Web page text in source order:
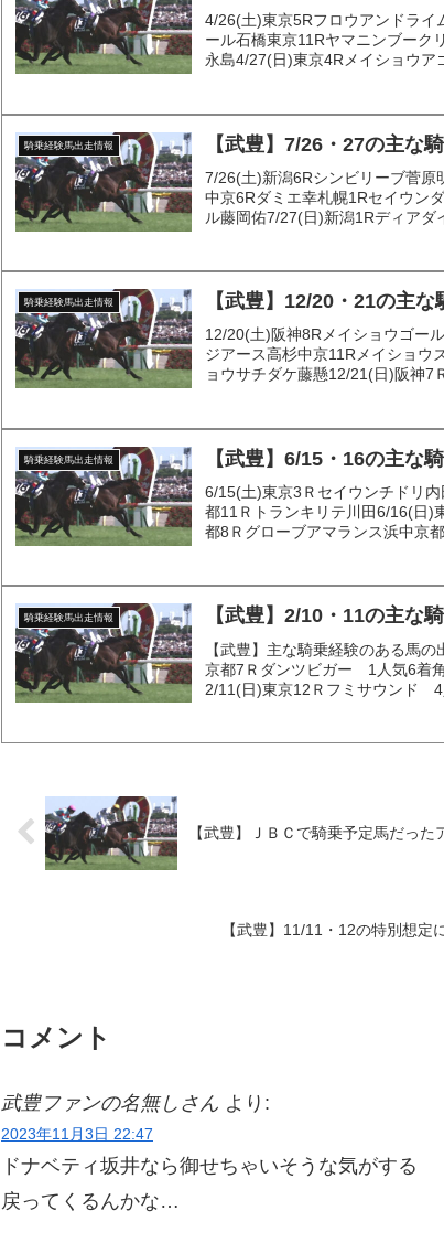
4/26(土)東京5Rフロウアンドライ
ール石橋東京11Rヤマニンブーク
永島4/27(日)東京4Rメイショウア
騎乗経験馬出走情報 【武豊】7/26・27の主な
7/26(土)新潟6Rシンビリーブ菅原
中京6Rダミエ幸札幌1Rセイウン
ル藤岡佑7/27(日)新潟1Rディアダ
騎乗経験馬出走情報 【武豊】12/20・21の主
12/20(土)阪神8Rメイショウゴー
ジアース高杉中京11Rメイショウ
ョウサチダケ藤懸12/21(日)阪神7
騎乗経験馬出走情報 【武豊】6/15・16の主な
6/15(土)東京3Ｒセイウンチドリ
都11Ｒトランキリテ川田6/16(日)
都8Ｒグローブアマランス浜中京
騎乗経験馬出走情報 【武豊】2/10・11の主な
【武豊】主な騎乗経験のある馬
京都7Ｒダンツビガー 1人気6着
2/11(日)東京12Ｒフミサウンド 4
【武豊】ＪＢＣで騎乗予定馬だっ
【武豊】11/11・12の特別想
コメント
武豊ファンの名無しさん より:
2023年11月3日 22:47
ドナベティ坂井なら御せちゃいそうな気がする
戻ってくるんかな…